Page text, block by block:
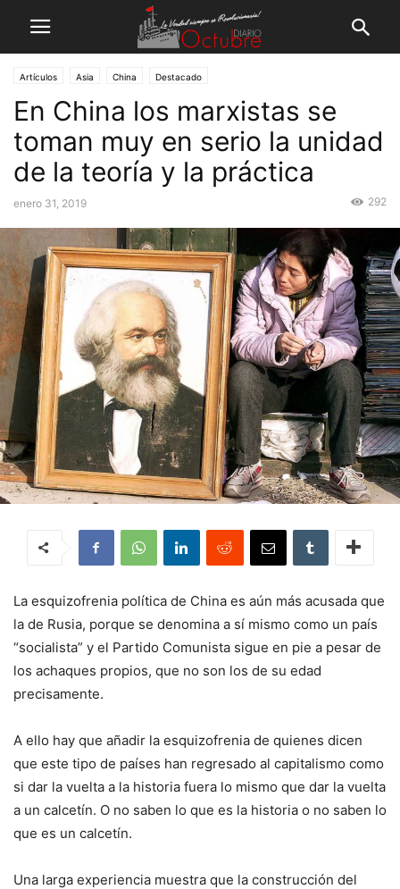
Artículos Asia China Destacado
En China los marxistas se
toman muy en serio la unidad
de la teoría y la práctica
enero 31, 2019 292
La esquizofrenia política de China es aún más acusada que
la de Rusia, porque se denomina a sí mismo como un país
“socialista” y el Partido Comunista sigue en pie a pesar de
los achaques propios, que no son los de su edad
precisamente.
A ello hay que añadir la esquizofrenia de quienes dicen
que este tipo de países han regresado al capitalismo como
si dar la vuelta a la historia fuera lo mismo que dar la vuelta
a un calcetín. O no saben lo que es la historia o no saben lo
que es un calcetín.
Una larga experiencia muestra que la construcción del